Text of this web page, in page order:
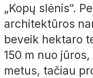
„Kopų slėnis“.
architektūros
beveik hektaro
150 m nuo
metus, tačiau